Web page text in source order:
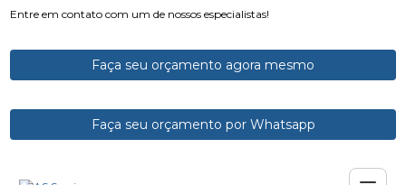
Entre em contato com um de nossos especialistas!
Faça seu orçamento agora mesmo
Faça seu orçamento por Whatsapp